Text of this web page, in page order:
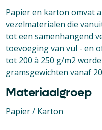
Papier en karton omvat
vezelmaterialen die
tot een samenhangend
toevoeging van vul - en
tot 200 à 250 g/m2
gramsgewichten vanaf
Materiaalgroep
Papier / Karton